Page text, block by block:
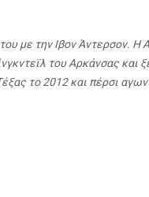
με την Ιβον Άντερσον. Η
του Αρκάνσας και
το 2012 και πέρσι